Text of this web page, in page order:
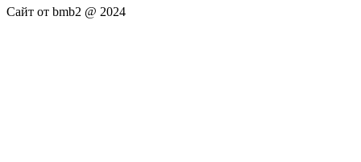
Сайт от bmb2 @ 2024